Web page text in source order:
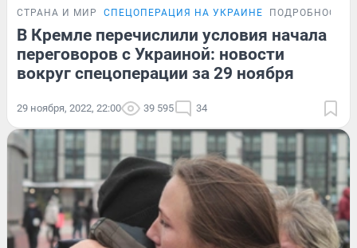
СТРАНА И МИР СПЕЦОПЕРАЦИЯ НА УКРАИНЕ ПОДРОБНОСТИ
В Кремле перечислили условия начала
переговоров с Украиной: новости
вокруг спецоперации за 29 ноября
29 ноября, 2022, 22:00 39 595 34